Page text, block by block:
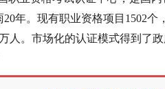
年。现有职业资格项目1502个
人。市场化的认证模式得到了